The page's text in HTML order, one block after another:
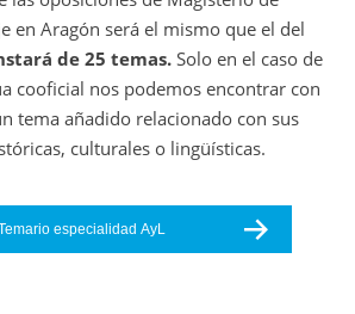
en Aragón será el mismo que el del
de 25 temas. Solo en el caso de
cooficial nos podemos encontrar con
tema añadido relacionado con sus
culturales o lingüísticas.
especialidad AyL